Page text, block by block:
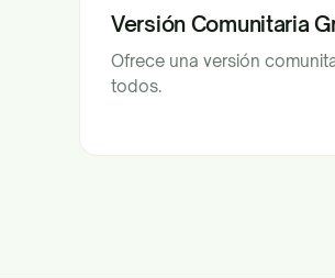
Versión Comunitaria
Ofrece una versión
todos.